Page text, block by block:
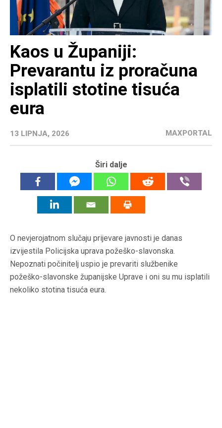
Kaos u Županiji:
Prevarantu iz proračuna
isplatili stotine tisuća
eura
13 LIPNJA, 2026 MAXPORTAL
Širi dalje
O nevjerojatnom slučaju prijevare javnosti je danas
izvijestila Policijska uprava požeško-slavonska.
Nepoznati počinitelj uspio je prevariti službenike
požeško-slavonske županijske Uprave i oni su mu isplatili
nekoliko stotina tisuća eura.